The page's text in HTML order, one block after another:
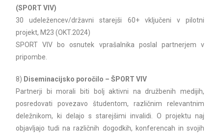
(SPORT VIV)
30 udeležencev/državni starejši 60+ vključeni v pilotni
projekt, M23 (OKT.2024)
SPORT VIV bo osnutek vprašalnika poslal partnerjem v
pripombe.
8) Diseminacijsko poročilo – ŠPORT VIV
Partnerji bi morali biti bolj aktivni na družbenih medijih,
posredovati povezavo študentom, različnim relevantnim
deležnikom, ki delajo s starejšimi invalidi. O projektu naj
objavljajo tudi na različnih dogodkih, konferencah in svojih